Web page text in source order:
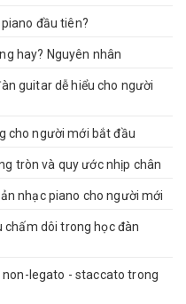
đầu tiên?
hay? Nguyên nhân
guitar dễ hiểu cho người
cho người mới bắt đầu
tròn và quy ước nhịp chân
nhạc piano cho người mới
chấm dôi trong học đàn
non-legato - staccato trong